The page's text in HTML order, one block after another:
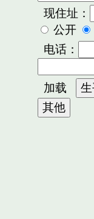
现住址：
公开
电话：
加载